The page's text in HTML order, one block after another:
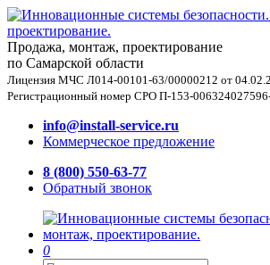
Продажа, монтаж, проектирование
по Самарской области
Лицензия МЧС Л014-00101-63/00000212 от
Регистрационный номер СРО П-153-
info@install-service.ru
Коммерческое предложение
8 (800) 550-63-77
Обратный звонок
0